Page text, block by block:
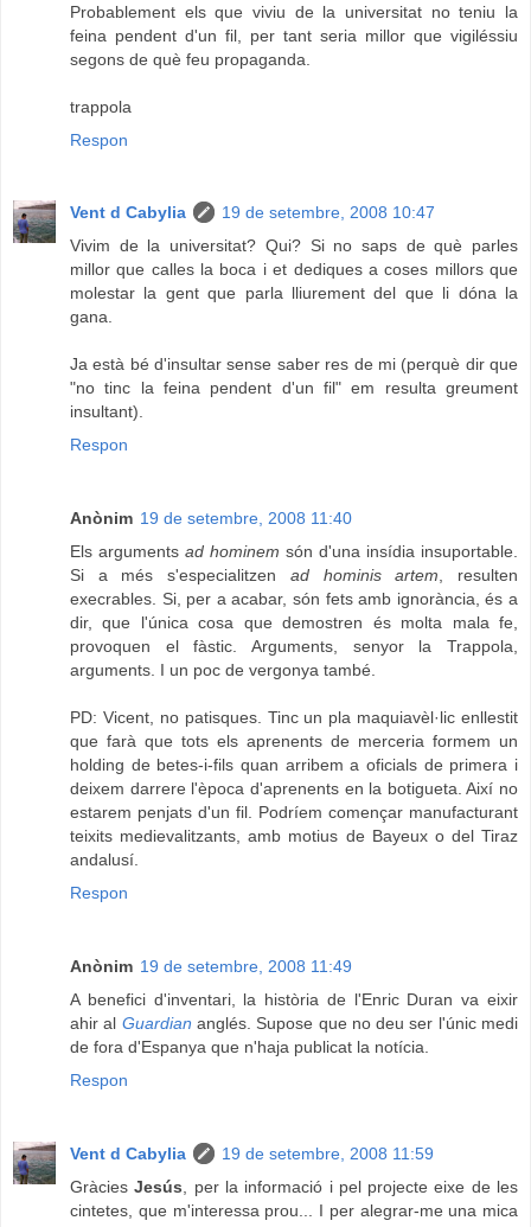
Probablement els que viviu de la universitat no teniu la
feina pendent d'un fil, per tant seria millor que vigiléssiu
segons de què feu propaganda.
trappola
Respon
Vent d Cabylia
19 de setembre, 2008 10:47
Vivim de la universitat? Qui? Si no saps de què parles
millor que calles la boca i et dediques a coses millors que
molestar la gent que parla lliurement del que li dóna la
gana.
Ja està bé d'insultar sense saber res de mi (perquè dir que
"no tinc la feina pendent d'un fil" em resulta greument
insultant).
Respon
Anònim 19 de setembre, 2008 11:40
Els arguments ad hominem són d'una insídia insuportable.
Si a més s'especialitzen ad hominis artem, resulten
execrables. Si, per a acabar, són fets amb ignorància, és a
dir, que l'única cosa que demostren és molta mala fe,
provoquen el fàstic. Arguments, senyor la Trappola,
arguments. I un poc de vergonya també.
PD: Vicent, no patisques. Tinc un pla maquiavèl·lic enllestit
que farà que tots els aprenents de merceria formem un
holding de betes-i-fils quan arribem a oficials de primera i
deixem darrere l'època d'aprenents en la botigueta. Així no
estarem penjats d'un fil. Podríem començar manufacturant
teixits medievalitzants, amb motius de Bayeux o del Tiraz
andalusí.
Respon
Anònim 19 de setembre, 2008 11:49
A benefici d'inventari, la història de l'Enric Duran va eixir
ahir al Guardian anglés. Supose que no deu ser l'únic medi
de fora d'Espanya que n'haja publicat la notícia.
Respon
Vent d Cabylia
19 de setembre, 2008 11:59
GràciesJesús, per la informació i pel projecte eixe de les
cintetes, que m'interessa prou... I per alegrar-me una mica